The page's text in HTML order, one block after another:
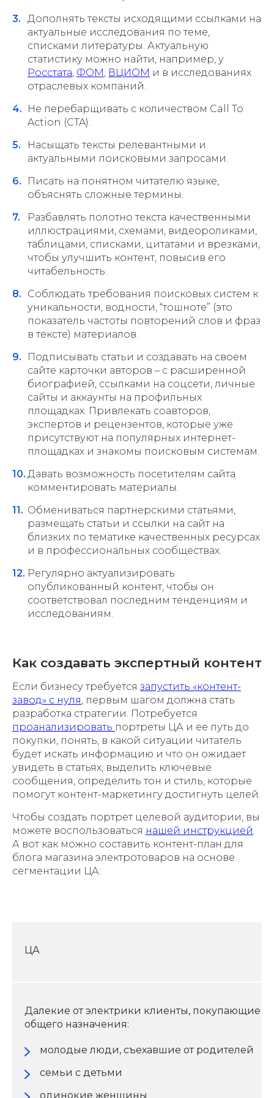
Дополнять тексты исходящими ссылками на
актуальные исследования по теме,
списками литературы. Актуальную
статистику можно найти, например, у
Росстата, ФОМ, ВЦИОМ и в исследованиях
отраслевых компаний.
Не перебарщивать с количеством Call To
Action (CTA).
Насыщать тексты релевантными и
актуальными поисковыми запросами.
Писать на понятном читателю языке,
объяснять сложные термины.
Разбавлять полотно текста качественными
иллюстрациями, схемами, видеороликами,
таблицами, списками, цитатами и врезками,
чтобы улучшить контент, повысив его
читабельность.
Соблюдать требования поисковых систем к
уникальности, водности, “тошноте” (это
показатель частоты повторений слов и фраз
в тексте) материалов.
Подписывать статьи и создавать на своем
сайте карточки авторов – с расширенной
биографией, ссылками на соцсети, личные
сайты и аккаунты на профильных
площадках. Привлекать соавторов,
экспертов и рецензентов, которые уже
присутствуют на популярных интернет-
площадках и знакомы поисковым системам.
Давать возможность посетителям сайта
комментировать материалы.
Обмениваться партнерскими статьями,
размещать статьи и ссылки на сайт на
близких по тематике качественных ресурсах
и в профессиональных сообществах.
Регулярно актуализировать
опубликованный контент, чтобы он
соответствовал последним тенденциям и
исследованиям.
Как создавать экспертный контент
Если бизнесу требуется запустить «контент-
завод» с нуля, первым шагом должна стать
разработка стратегии. Потребуется
проанализировать портреты ЦА и ее путь до
покупки, понять, в какой ситуации читатель
будет искать информацию и что он ожидает
увидеть в статьях, выделить ключевые
сообщения, определить тон и стиль, которые
помогут контент-маркетингу достигнуть целей.
Чтобы создать портрет целевой аудитории, вы
можете воспользоваться нашей инструкцией.
А вот как можно составить контент-план для
блога магазина электротоваров на основе
сегментации ЦА:
ЦА
Далекие от электрики клиенты, покупающие
общего назначения:
молодые люди, съехавшие от родителей
семьи с детьми
одинокие женщины